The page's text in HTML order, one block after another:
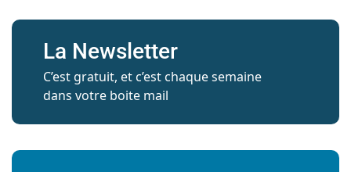
La Newsletter
C’est gratuit, et c’est chaque semaine
dans votre boite mail